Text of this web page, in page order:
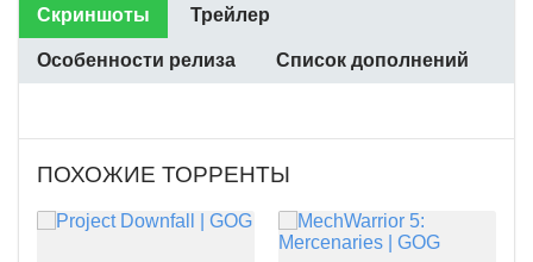
Скриншоты Трейлер
Особенности релиза Список дополнений
ПОХОЖИЕ ТОРРЕНТЫ